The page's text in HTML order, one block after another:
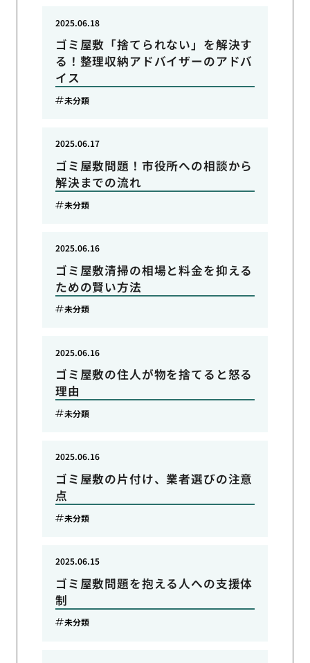
ゴミ屋敷「捨てられない」を解決す
る！整理収納アドバイザーのアドバ
イス
2025.06.18
未分類
ゴミ屋敷問題！市役所への相談から
解決までの流れ
2025.06.17
未分類
ゴミ屋敷清掃の相場と料金を抑える
ための賢い方法
2025.06.16
未分類
ゴミ屋敷の住人が物を捨てると怒る
理由
2025.06.16
未分類
ゴミ屋敷の片付け、業者選びの注意
点
2025.06.16
未分類
ゴミ屋敷問題を抱える人への支援体
制
2025.06.15
未分類